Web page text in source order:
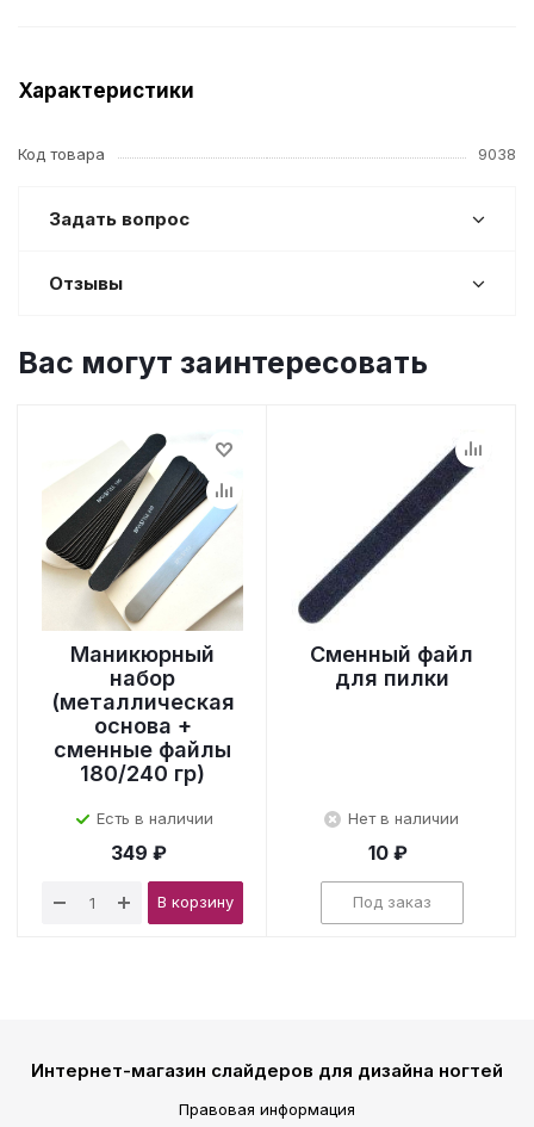
Характеристики
Код товара 9038
Задать вопрос
Отзывы
Вас могут заинтересовать
Маникюрный
набор
(металлическая
основа +
сменные файлы
180/240 гр)
Есть в наличии
349 ₽
В корзину
Сменный файл
для пилки
Нет в наличии
10 ₽
Под заказ
Интернет-магазин слайдеров для дизайна ногтей
Правовая информация